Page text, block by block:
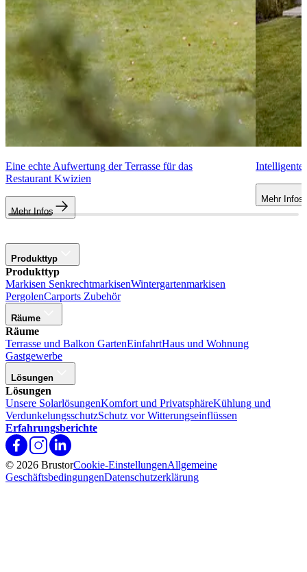
Eine echte Aufwertung der Terrasse für das
Restaurant Kwizien
Mehr Infos
Intelligente
Mehr Infos
Produkttyp
Produkttyp
Markisen SenkrechtmarkisenWintergartenmarkisen
PergolenCarports Zubehör
Räume
Räume
Terrasse und Balkon GartenEinfahrtHaus und Wohnung
Gastgewerbe
Lösungen
Lösungen
Unsere SolarlösungenKomfort und PrivatsphäreKühlung und
VerdunkelungsschutzSchutz vor Witterungseinflüssen
Erfahrungsberichte
© 2026 BrustorCookie-EinstellungenAllgemeine
GeschäftsbedingungenDatenschutzerklärung